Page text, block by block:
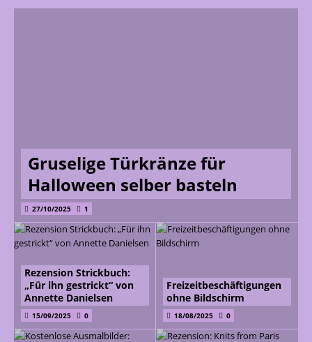
Gruselige Türkränze für
Halloween selber basteln
27/10/2025 1
Rezension Strickbuch:
„Für ihn gestrickt“ von
Annette Danielsen
15/09/2025 0
Freizeitbeschäftigungen
ohne Bildschirm
18/08/2025 0